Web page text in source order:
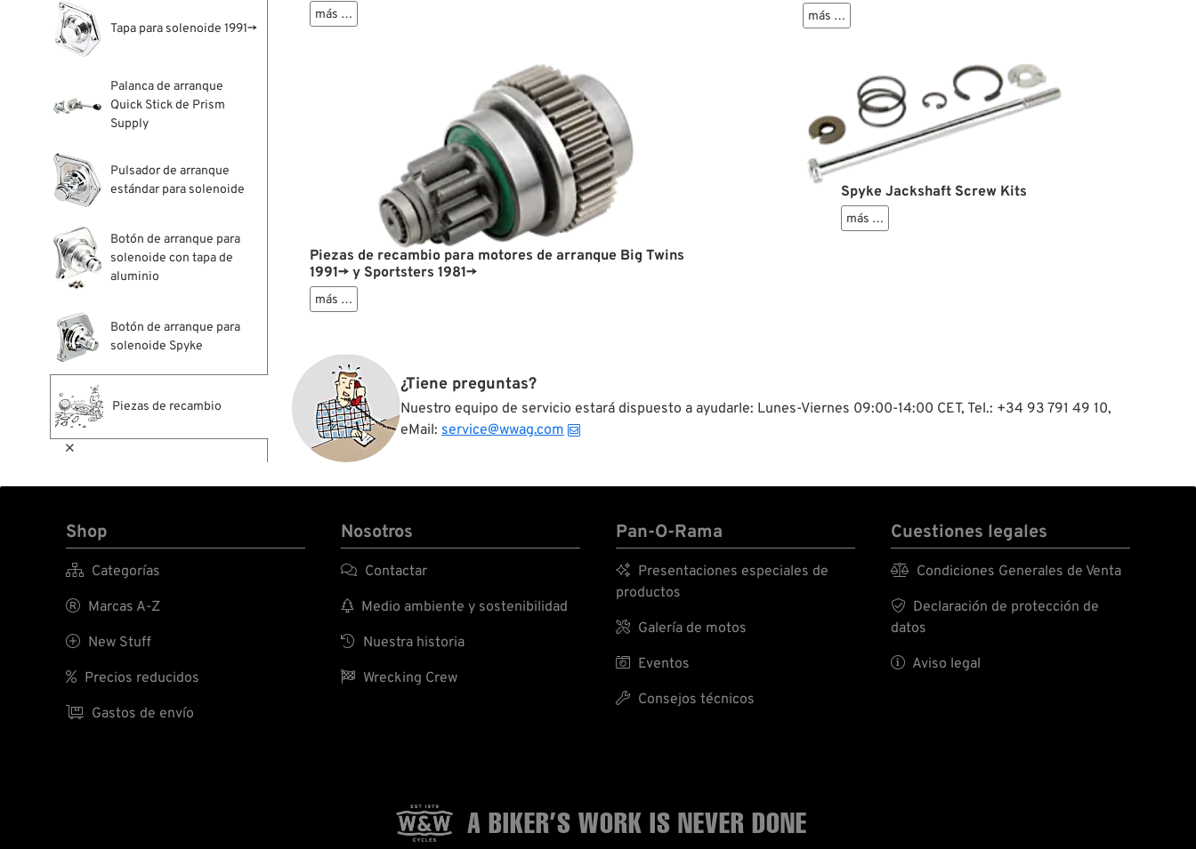
Tapa para solenoide 1991→
Palanca de arranque
Quick Stick de Prism
Supply
Pulsador de arranque
estándar para solenoide
Botón de arranque para
solenoide con tapa de
aluminio
Botón de arranque para
solenoide Spyke
Piezas de recambio

más …
más …
Piezas de recambio para motores de arranque Big Twins
1991→ y Sportsters 1981→
más …
Spyke Jackshaft Screw Kits
más …
¿Tiene preguntas?
Nuestro equipo de servicio estará dispuesto a ayudarle: Lunes-Viernes 09:00-14:00 CET, Tel.: +34 93 791 49 10,
eMail: service@wwag.com
Shop
 Categorías
 Marcas A-Z
 New Stuff
 Precios reducidos
 Gastos de envío
Nosotros
 Contactar
 Medio ambiente y sostenibilidad
 Nuestra historia
 Wrecking Crew
Pan-O-Rama

Presentaciones especiales de
productos
 Galería de motos
 Eventos
 Consejos técnicos
Cuestiones legales
 Condiciones Generales de Venta

Declaración de protección de
datos
 Aviso legal
A BIKER’S WORK IS NEVER DONE